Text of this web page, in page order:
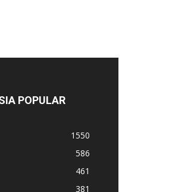
POPULAR
1550
586
461
381